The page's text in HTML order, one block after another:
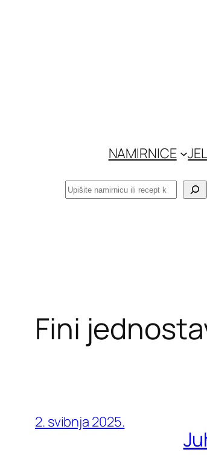
NAMIRNICE
Pretraga
Fini
2. svibnja 2025.